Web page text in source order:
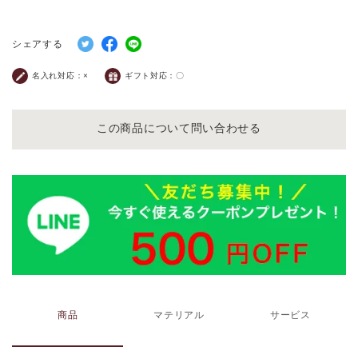
商品 マテリアル サービス
シェアする
名入れ対応： × ギフト対応：〇
この商品について問い合わせる